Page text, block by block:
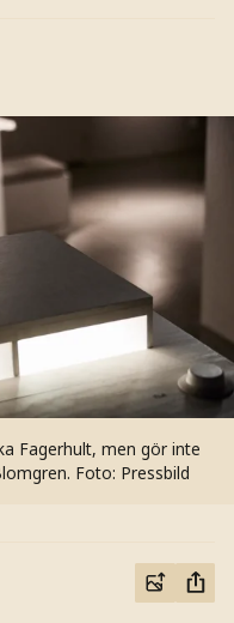
Fagerhult, men gör inte
Foto: Pressbild